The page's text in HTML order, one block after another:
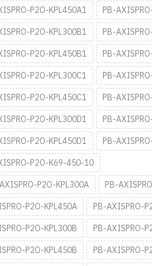
P2O-KPL450A1 PB-
P2O-KPL300B1 PB-
P2O-KPL450B1 PB-
P2O-KPL300C1 PB-
P2O-KPL450C1 PB-
P2O-KPL300D1 PB-
P2O-KPL450D1 PB-
P2O-K69-450-10
P2O-KPL300A PB-
P2O-KPL450A PB-AXISPRO-
P2O-KPL300B PB-AXISPRO-
P2O-KPL450B PB-AXISPRO-